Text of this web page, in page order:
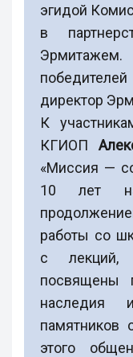
эгидой
в
директор
К
КГИОП
«Миссия —
10 лет
работы со
с лекций,
посвящены
наследия
памятников
этого